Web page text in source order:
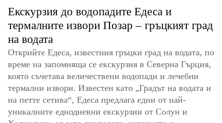
Екскурзия до водопадите Едеса и
термалните извори Позар – гръцкият град
на водата
Открийте Едеса, известния гръцки град на водата, по
време на запомняща се екскурзия в Северна Гърция,
която съчетава величествени водопади и лечебни
термални извори. Известен като „Градът на водата и
на петте сетива“, Едеса предлага едни от най-
уникалните еднодневни екскурзии от Солун и